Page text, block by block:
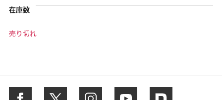
在庫数
売り切れ